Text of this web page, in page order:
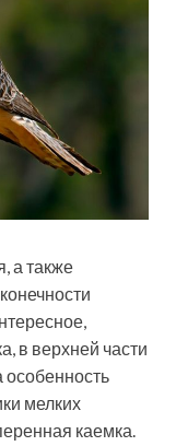
а также
в верхней части
особенность
мелких
каемка.